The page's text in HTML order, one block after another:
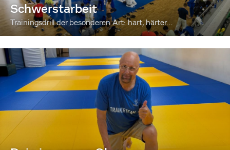
Schwerstarbeit
Trainingsdrill der besonderen Art: hart, härter...